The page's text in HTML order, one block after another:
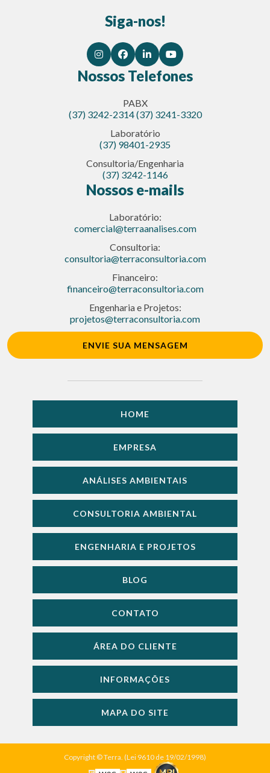
Siga-nos!
Nossos Telefones
PABX
(37) 3242-2314(37) 3241-3320
Laboratório
(37) 98401-2935
Consultoria/Engenharia
(37) 3242-1146
Nossos e-mails
Laboratório:
comercial@terraanalises.com
Consultoria:
consultoria@terraconsultoria.com
Financeiro:
financeiro@terraconsultoria.com
Engenharia e Projetos:
projetos@terraconsultoria.com
ENVIE SUA MENSAGEM
HOME
EMPRESA
ANÁLISES AMBIENTAIS
CONSULTORIA AMBIENTAL
ENGENHARIA E PROJETOS
BLOG
CONTATO
ÁREA DO CLIENTE
INFORMAÇÕES
MAPA DO SITE
Copyright © Terra. (Lei 9610 de 19/02/1998)